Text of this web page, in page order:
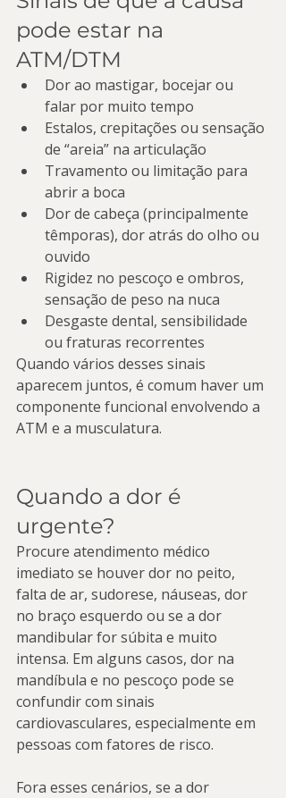
pode estar na
ATM/DTM
Dor ao mastigar, bocejar ou
falar por muito tempo
Estalos, crepitações ou sensação
de “areia” na articulação
Travamento ou limitação para
abrir a boca
Dor de cabeça (principalmente
têmporas), dor atrás do olho ou
ouvido
Rigidez no pescoço e ombros,
sensação de peso na nuca
Desgaste dental, sensibilidade
ou fraturas recorrentes
Quando vários desses sinais
aparecem juntos, é comum haver um
componente funcional envolvendo a
ATM e a musculatura.
Quando a dor é
urgente?
Procure atendimento médico
imediato se houver dor no peito,
falta de ar, sudorese, náuseas, dor
no braço esquerdo ou se a dor
mandibular for súbita e muito
intensa. Em alguns casos, dor na
mandíbula e no pescoço pode se
confundir com sinais
cardiovasculares, especialmente em
pessoas com fatores de risco.
Fora esses cenários, se a dor